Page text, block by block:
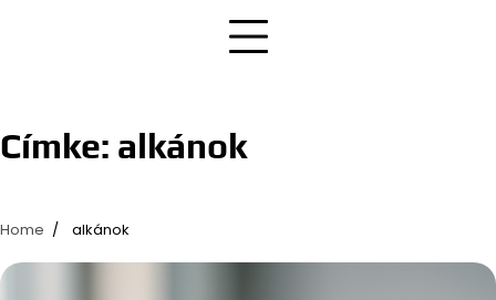
Címke: alkánok
Home alkánok